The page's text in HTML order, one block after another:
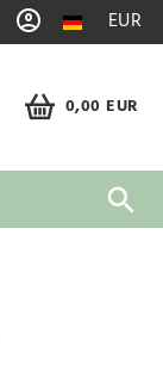
EUR
0,00 EUR